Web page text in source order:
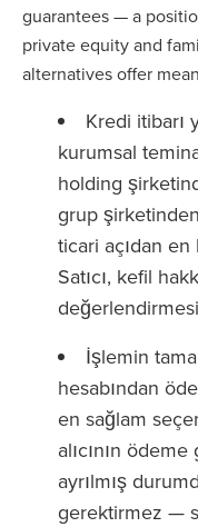
guarantees — a
private equity and
alternatives offer
Kredi itibarı
kurumsal
holding
grup
ticari açıdan
Satıcı, kefil
İşlemin
hesabından
en sağlam
alıcının
ayrılmış
gerektirmez —